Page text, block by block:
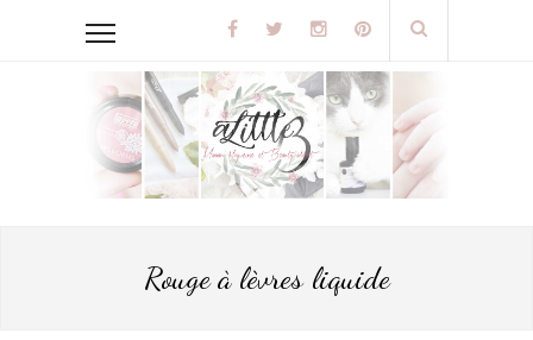
Rouge à lèvres liquide